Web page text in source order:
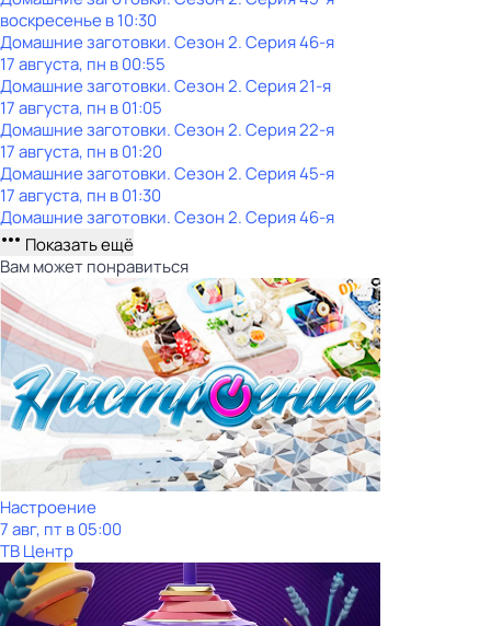
воскресенье в10:30
Домашние заготовки. Сезон 2. Серия 46-я
17 августа, пн в 00:55
Домашние заготовки. Сезон 2. Серия 21-я
17 августа, пн в 01:05
Домашние заготовки. Сезон 2. Серия 22-я
17 августа, пн в 01:20
Домашние заготовки. Сезон 2. Серия 45-я
17 августа, пн в 01:30
Домашние заготовки. Сезон 2. Серия 46-я
Показать ещё
Вам может понравиться
Настроение
7 авг, пт в 05:00
ТВ Центр